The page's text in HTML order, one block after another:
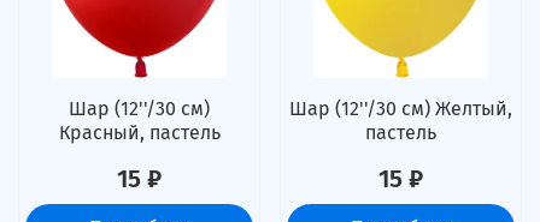
Шар (12''/30 см)
Красный, пастель
15 ₽
Шар (12''/30 см) Желтый,
пастель
15 ₽